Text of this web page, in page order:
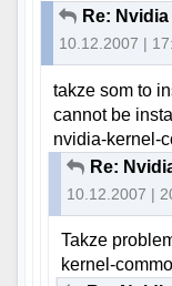
Re:
10.12.2007 |
takze som to
cannot be
nvidia-kernel-
Re:
10.12.2007 |
Takze
kernel-